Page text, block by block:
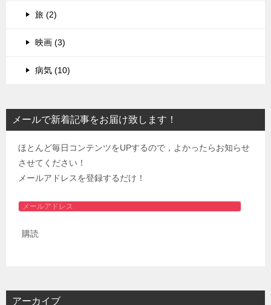
旅 (2)
映画 (3)
病気 (10)
メールで新着記事をお届け致します！
ほとんど毎日コンテンツをUPするので，よかったらお知らせ
させてください！
メールアドレスを登録するだけ！
メ
ル
ス
購読
アーカイブ